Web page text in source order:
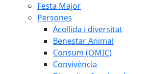
Festa Major
Persones
Acollida i diversitat
Benestar Animal
Consum (OMIC)
Convivència